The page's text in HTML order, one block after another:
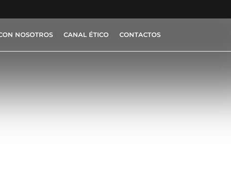
NOSOTROS CANAL ÉTICO CONTACTOS